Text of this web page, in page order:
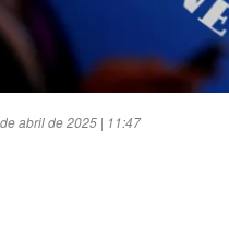
abril de 2025 | 11:47